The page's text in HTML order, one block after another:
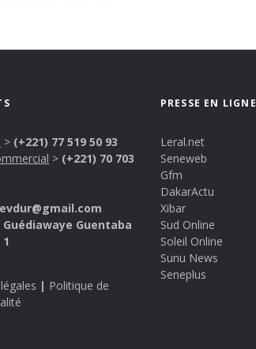
> (+221) 77 519 50 93
> (+221) 70 703
Guédiawaye Guentaba
| Politique de
PRESSE EN LIGNE
Leral.net
Seneweb
Gfm
DakarActu
Xibar
Sud Online
Soleil Online
Sunu News
Seneplus